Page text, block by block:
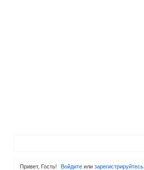
Привет, Гость! Войдите илизарегистрируйтесь